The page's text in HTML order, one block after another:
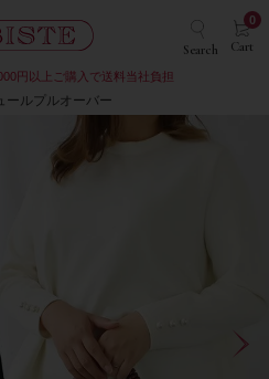
Search Cart
0
円以上ご購入で送料当社負担
ールプルオーバー